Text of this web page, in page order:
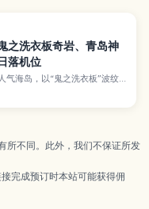
之洗衣板奇岩、青岛神
落机位
气海岛，以“鬼之洗衣板”波纹
氛围轻松好走。本文整理环岛
观赏点、拍照机位、交通方
所不同。此外，我们不保证所发
完成预订时本站可能获得佣